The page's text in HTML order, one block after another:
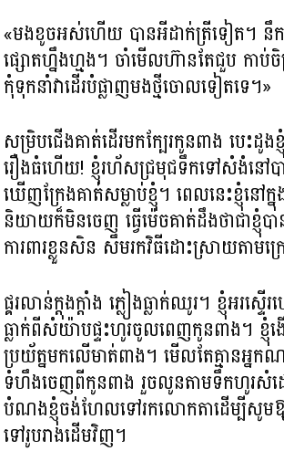
«មងខូចអស់ហើយ បានអីដាក់ត្រីទៀត។ នឹក
ផ្សោតហ្នឹងហ្មង។ ចាំមើលហ៊ានតែជួប កាប់ចិញ្
កុំទុកនាំវាដើរបំផ្លាញមងថ្មីចោលទៀតទេ។»
សម្រិបជើងគាត់ដើរមកក្បែរកូនពាង បេះដូ
រឿងធំហើយ! ខ្ញុំរហ័សជ្រមុជទឹកទៅសំងំនៅបា
ឃើញក្រែងគាត់សម្លាប់ខ្ញុំ។ ​ពេលនេះខ្ញុំនៅក្
និយាយក៏មិនចេញ ធ្វើម៉េចគាត់ដឹងថាជាខ្ញុំ
ការពារខ្លួនសិន សឹមរកវិធីដោះស្រាយតាម
ផ្គរលាន់ក្តុងក្តាំង ភ្លៀងធ្លាក់ឈូរ។ ខ្ញុំអរស្ទ
ធ្លាក់ពីសំយ៉ាបផ្ទះហូរចូលពេញកូនពាង។ ខ្ញុំ
ប្រយ័ត្នមកលើមាត់ពាង។ មើលតែគ្មានអ្ន
ទំហឹងចេញពីកូនពាង រួចលូនតាមទឹកហូរសំដ
បំណងខ្ញុំចង់ហែលទៅរកលោកតាដើម្បីសូមឱ្យ
ទៅរូបរាងដើមវិញ។